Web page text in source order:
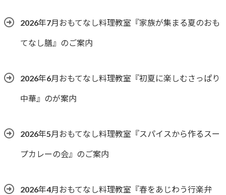
2026年7月おもてなし料理教室『家族が集まる夏のおも
てなし膳』のご案内
2026年6月おもてなし料理教室『初夏に楽しむさっぱり
中華』のが案内
2026年5月おもてなし料理教室『スパイスから作るスー
プカレーの会』のご案内
2026年4月おもてなし料理教室『春をあじわう行楽弁